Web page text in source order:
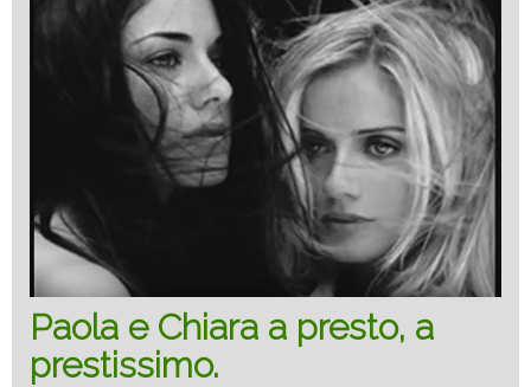
Paola e Chiara a presto, a
prestissimo.